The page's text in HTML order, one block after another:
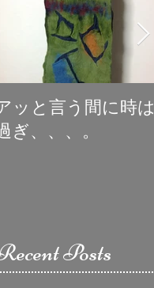
ッと言う間に時は
ぎ、、、。
Posts